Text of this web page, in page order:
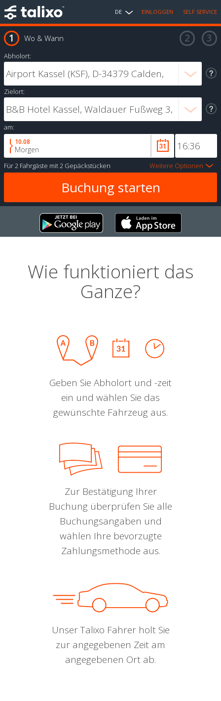
DE EINLOGGEN SELF SERVICE
Wo & Wann
Abholort:
Zielort:
am:
10.08
Morgen
Für2 Fahrgäste mit2 Gepäckstücken Weitere Optionen
Wie funktioniert das
Ganze?
Geben Sie Abholort und -zeit
ein und wählen Sie das
gewünschte Fahrzeug aus.
Zur Bestätigung Ihrer
Buchung überprüfen Sie alle
Buchungsangaben und
wählen Ihre bevorzugte
Zahlungsmethode aus.
Unser Talixo Fahrer holt Sie
zur angegebenen Zeit am
angegebenen Ort ab.